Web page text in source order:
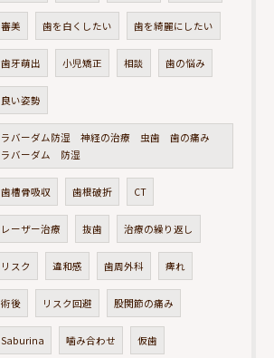
審美 歯を白くしたい 歯を綺麗にしたい
歯牙萌出 小児矯正 相談 歯の悩み
良い姿勢
ラバーダム防湿 神経の治療 虫歯 歯の痛み
ラバーダム 防湿
歯槽骨吸収 歯根破折 CT
レーザー治療 抜歯 治療の繰り返し
リスク 違和感 歯周外科 痺れ
術後 リスク回避 股関節の痛み
Saburina 噛み合わせ 仮歯